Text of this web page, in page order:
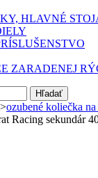
HLAVNÉ
ZARADENEJ
Hľadať
>ozubené koliečka
Racing sekundár